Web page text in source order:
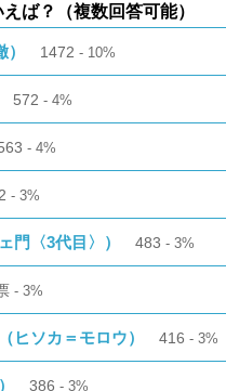
ば？（複数回答可能）
1472 10%
572 4%
4%
3%
門〈3代目〉） 483 3%
3%
ヒソカ＝モロウ） 416 3%
386 3%